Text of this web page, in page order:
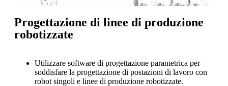
Progettazione di linee di produzione
robotizzate
Utilizzare software di progettazione parametrica per
soddisfare la progettazione di postazioni di lavoro con
robot singoli e linee di produzione robotizzate.